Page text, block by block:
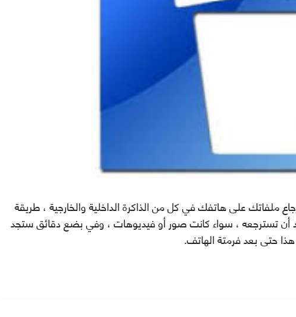
ملفاتك على هاتفك في كل من الذاكرة الداخلية والخارجية ، طريقة
أن تسترجعه ، سواء كانتصورأو فيديوهات ، وفي بضع دقائق ستجد
حتى بعد فرمتة الهاتف.